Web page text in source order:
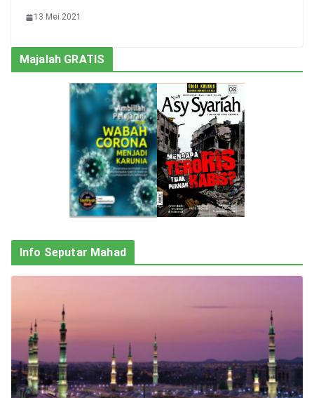
13 Mei 2021
Majalah GRATIS
Info Seputar Mahad